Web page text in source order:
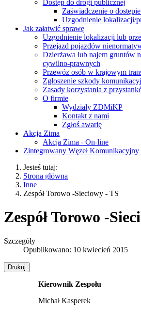
Dostęp do drogi publicznej
Zaświadczenie o
Uzgodnienie lokalizacji/
Jak załatwić sprawę
Uzgodnienie lokalizacji lub
Przejazd pojazdów
Dzierżawa lub najem gruntów
cywilno-prawnych
Przewóz osób w krajowym
Zgłoszenie szkody
Zasady korzystania z
O firmie
Wydziały ZDMiKP
Kontakt z nami
Zgłoś awarię
Akcja Zima
Akcja Zima - On-line
Zintegrowany Węzeł Komunikacyjny
Jesteś tutaj:
Strona główna
Inne
Zespół Torowo -Sieciowy - TS
Zespół Torowo -
Szczegóły
Opublikowano: 10 kwiecień 2015
Drukuj
Kierownik Zespołu
Michał Kasperek